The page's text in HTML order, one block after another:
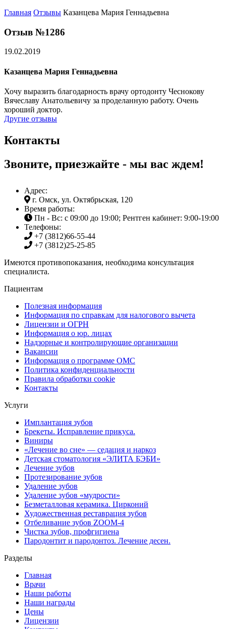
Главная Отзывы Казанцева Мария Геннадьевна
Отзыв №1286
19.02.2019
Казанцева Мария Геннадьевна
Хочу выразить благодарность врачу ортодонту Чеснокову
Вячеславу Анатольевичу за проделанную работу. Очень
хороший доктор.
Другие отзывы
Контакты
Звоните, приезжайте - мы вас ждем!
Адрес:
г. Омск, ул. Октябрьская, 120
Время работы:
Пн - Вс: с 09:00 до 19:00; Рентген кабинет: 9:00-19:00
Телефоны:
+7 (3812)66-55-44
+7 (3812)25-25-85
Имеются противопоказания, необходима консультация
специалиста.
Пациентам
Полезная информация
Информация по справкам для налогового вычета
Лицензии и ОГРН
Информация о юр. лицах
Надзорные и контролирующие организации
Вакансии
Информация о программе ОМС
Политика конфиденциальности
Правила обработки cookie
Контакты
Услуги
Имплантация зубов
Брекеты. Исправление прикуса.
Виниры
«Лечение во сне» — седация и наркоз
Детская стоматология «ЭЛИТА БЭБИ»
Лечение зубов
Протезирование зубов
Удаление зубов
Удаление зубов «мудрости»
Безметалловая керамика. Цирконий
Художественная реставрация зубов
Отбеливание зубов ZOOM-4
Чистка зубов, профгигиена
Пародонтит и пародонтоз. Лечение десен.
Разделы
Главная
Врачи
Наши работы
Наши награды
Цены
Лицензии